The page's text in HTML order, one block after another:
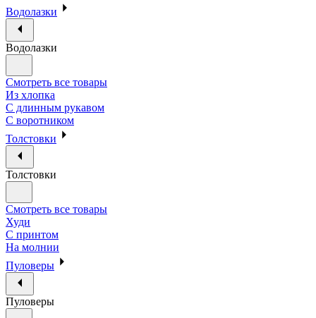
Водолазки
Водолазки
Смотреть все товары
Из хлопка
С длинным рукавом
С воротником
Толстовки
Толстовки
Смотреть все товары
Худи
С принтом
На молнии
Пуловеры
Пуловеры